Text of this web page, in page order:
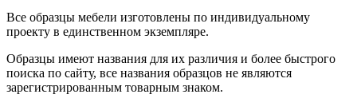
Все образцы мебели изготовлены по индивидуальному
проекту в единственном экземпляре.
Образцы имеют названия для их различия и более быстрого
поиска по сайту, все названия образцов не являются
зарегистрированным товарным знаком.